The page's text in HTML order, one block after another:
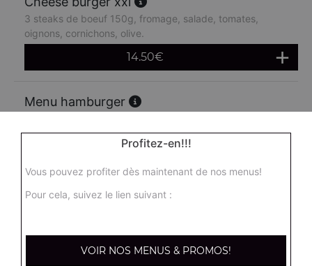
3 steaks de boeuf 150g, fromage, salade, tomates,
oignons, cornichons, olive.
14.50€
Menu hamburger
frites + 1 boisson 33 cl
Menu double hamburger
cornichons + frites + 1 boisson 33 cl
16.90€
Profitez-en!!!
Vous pouvez profiter dès maintenant de nos menus!
Pour cela, suivez le lien suivant :
VOIR NOS MENUS & PROMOS!